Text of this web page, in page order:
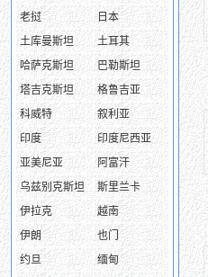
老挝
日本
土库曼斯坦
土耳其
哈萨克斯坦
巴勒斯坦
塔吉克斯坦
格鲁吉亚
科威特
叙利亚
印度
印度尼西亚
亚美尼亚
阿富汗
乌兹别克斯坦
斯里兰卡
伊拉克
越南
伊朗
也门
约旦
缅甸